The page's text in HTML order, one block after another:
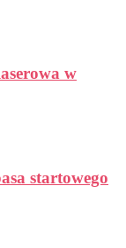
w
startowego